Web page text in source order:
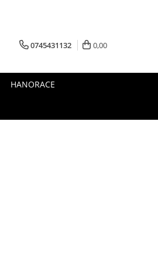
0745431132 0,00
HANORACE